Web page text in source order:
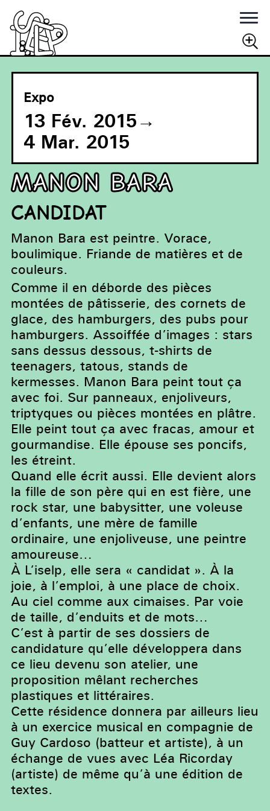
Expo
13 Fév. 2015→
4 Mar. 2015
MANON BARA
CANDIDAT
Manon Bara est peintre. Vorace,
boulimique. Friande de matières et de
couleurs.
Comme il en déborde des pièces
montées de pâtisserie, des cornets de
glace, des hamburgers, des pubs pour
hamburgers. Assoiffée d’images : stars
sans dessus dessous, t-shirts de
teenagers, tatous, stands de
kermesses. Manon Bara peint tout ça
avec foi. Sur panneaux, enjoliveurs,
triptyques ou pièces montées en plâtre.
Elle peint tout ça avec fracas, amour et
gourmandise. Elle épouse ses poncifs,
les étreint.
Quand elle écrit aussi. Elle devient alors
la fille de son père qui en est fière, une
rock star, une babysitter, une voleuse
d’enfants, une mère de famille
ordinaire, une enjoliveuse, une peintre
amoureuse…
À L’iselp, elle sera « candidat ». À la
joie, à l’emploi, à une place de choix.
Au ciel comme aux cimaises. Par voie
de taille, d’enduits et de mots…
C’est à partir de ses dossiers de
candidature qu’elle développera dans
ce lieu devenu son atelier, une
proposition mêlant recherches
plastiques et littéraires.
Cette résidence donnera par ailleurs lieu
à un exercice musical en compagnie de
Guy Cardoso (batteur et artiste), à un
échange de vues avec Léa Ricorday
(artiste) de même qu’à une édition de
textes.